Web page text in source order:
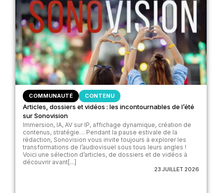
COMMUNAUTÉ CONTENU
Articles, dossiers et vidéos : les incontournables de l’été
sur Sonovision
Immersion, IA, AV sur IP, affichage dynamique, création de
contenus, stratégie… Pendant la pause estivale de la
rédaction, Sonovision vous invite toujours à explorer les
transformations de l’audiovisuel sous tous leurs angles !
Voici une sélection d’articles, de dossiers et de vidéos à
découvrir avant[...]
23 JUILLET 2026